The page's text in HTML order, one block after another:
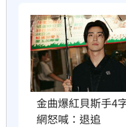
金曲爆紅貝斯手4
網怒喊：退追